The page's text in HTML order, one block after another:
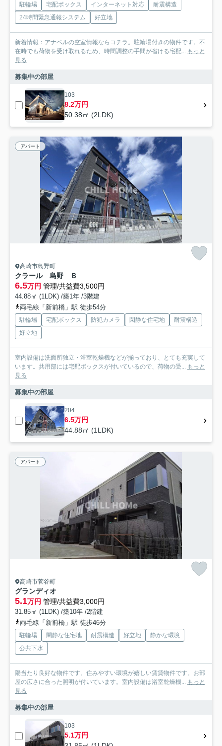
駐輪場 宅配ボックス インターネット対応
耐震構造
24時間緊急通報システム
好立地
新着情報：アナベルの空室情報ならコチラ。駐輪場付きの物件です。不
在時でも荷物を受け取れるため、時間調整の手間が省ける宅配... もっと
見る
募集中の部屋
103
8.2万円
50.38㎡ (2LDK)
アパート
高崎市島野町
クラール 島野 Ｂ
6.5万円 管理/共益費3,500円
44.88㎡ (1LDK) /築1年 /3階建
両毛線「新前橋」駅 徒歩54分
駐輪場 宅配ボックス 防犯カメラ 閑静な住宅地
耐震構造
好立地
室内設備は洗面所独立・浴室乾燥機などが揃っており、とても充実して
います。共用部には宅配ボックスが付いているので、荷物の受... もっと
見る
募集中の部屋
204
6.5万円
44.88㎡ (1LDK)
アパート
高崎市菅谷町
グランディオ
5.1万円 管理/共益費3,000円
31.85㎡ (1LDK) /築10年 /2階建
両毛線「新前橋」駅 徒歩46分
駐輪場 閑静な住宅地 耐震構造 好立地
静かな環境
公共下水
陽当たり良好な物件です。住みやすい環境が嬉しい賃貸物件です。お部
屋の広さに合った照明が付いています。室内設備は浴室乾燥機... もっと
見る
募集中の部屋
103
5.1万円